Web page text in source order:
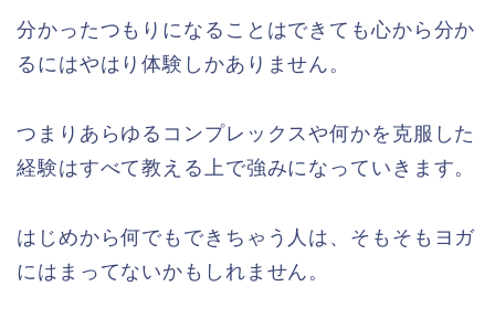
分かったつもりになることはできても心から分か
るにはやはり体験しかありません。
つまりあらゆるコンプレックスや何かを克服した
経験はすべて教える上で強みになっていきます。
はじめから何でもできちゃう人は、そもそもヨガ
にはまってないかもしれません。